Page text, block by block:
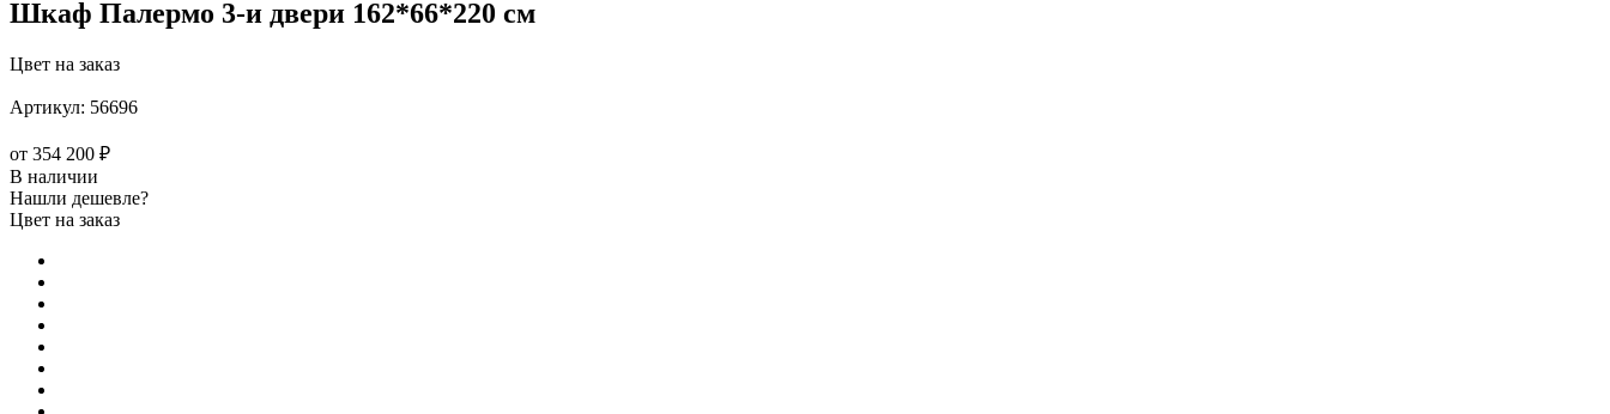
Шкаф Палермо 3-и двери 162*66*220 см
Цвет на заказ
Артикул: 56696
от 354 200 ₽
В наличии
Нашли дешевле?
Цвет на заказ